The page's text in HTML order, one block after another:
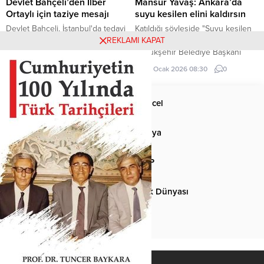
Ortaylı için taziye mesajı
Devlet Bahçeli, İstanbul'da tedavi
gördüğü hastanede hayatını
için taziye mesajı yayımladı.
14 Mart 2026 00:00 0
suyu kesilen elini kaldırsın
Katıldığı söyleşide "Suyu kesilen
elini kaldırsın" diyen Ankara
Büyükşehir Belediye Başkanı
Mansur Yavaş, gençlerin yarısının
elini kaldırması sonucu neye
29 Ocak 2026 08:30 0
Anasayfa Güncel
Siyaset Dünya
Spor MHP
Kültür-Sanat Türk Dünyası
Basından
REKLAMI KAPAT